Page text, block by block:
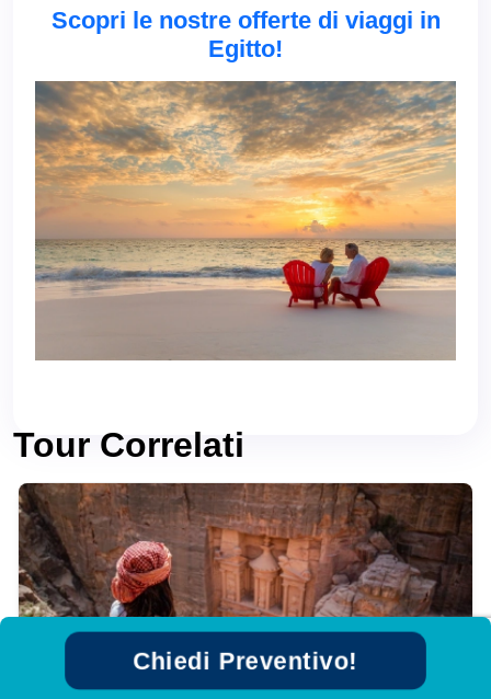
Scopri le nostre offerte di viaggi in
Egitto!
Tour Correlati
Chiedi Preventivo!